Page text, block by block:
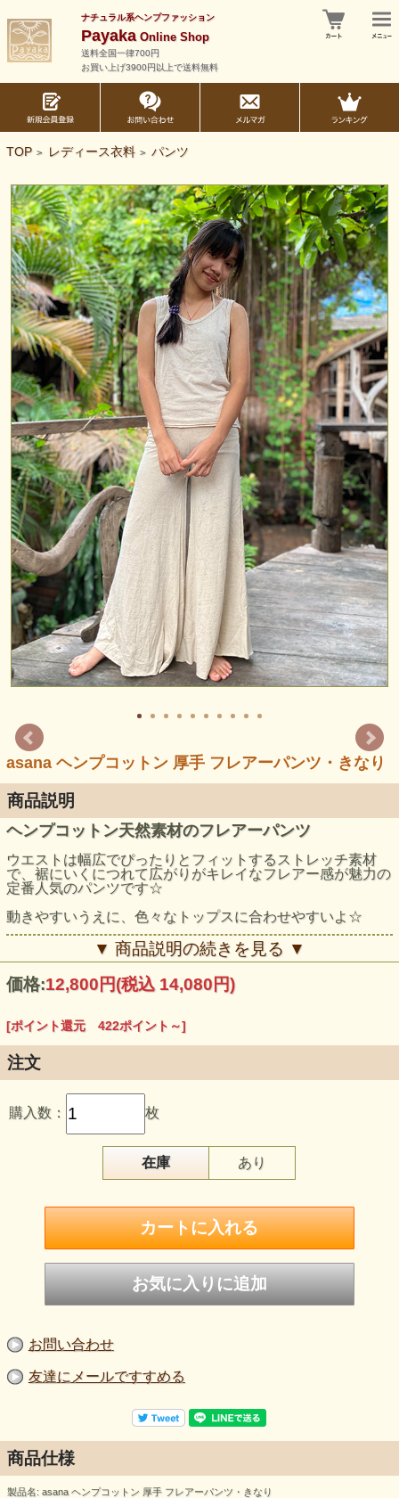
ナチュラル系ヘンプファッション
PayakaOnline Shop
送料全国一律700円
お買い上げ3900円以上で送料無料
TOP > レディース衣料 > パンツ
asana ヘンプコットン 厚手 フレアーパンツ・きなり
商品説明
ヘンプコットン天然素材のフレアーパンツ
ウエストは幅広でぴったりとフィットするストレッチ素材
で、裾にいくにつれて広がりがキレイなフレアー感が魅力の
定番人気のパンツです☆
動きやすいうえに、色々なトップスに合わせやすいよ☆
裾は切りっぱなしで大丈夫なので、長い場合はカットしてね
♪
モデル身長：159cm
▼ 商品説明の続きを見る ▼
価格:12,800円(税込 14,080円)
[ポイント還元 422ポイント～]
注文
購入数： 枚
在庫 あり
お問い合わせ
友達にメールですすめる
商品仕様
製品名: asana ヘンプコットン 厚手 フレアーパンツ・きなり